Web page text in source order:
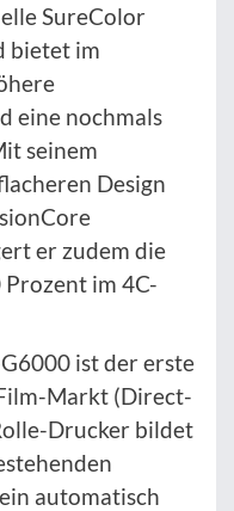
SureColor
bietet im
eine nochmals
seinem
Design
er zudem die
im 4C-
ist der erste
Markt (Direct-
Drucker bildet
automatisch